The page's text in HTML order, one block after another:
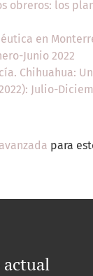
obreros: los
en
Junio 2022
Chihuahua:
Julio-
para